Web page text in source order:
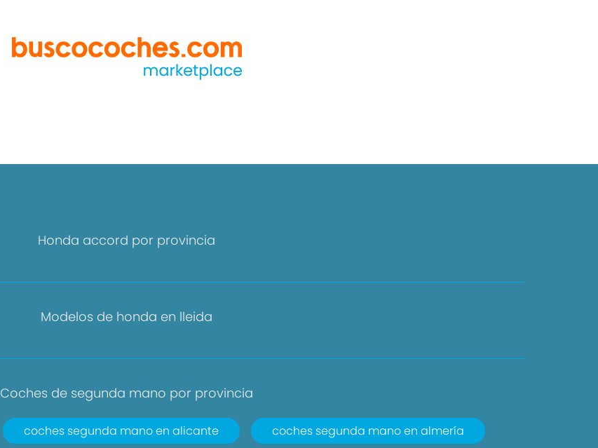
Honda accord por provincia
Modelos de honda en lleida
Coches de segunda mano por provincia
coches segunda mano en alicante coches segunda mano en almería